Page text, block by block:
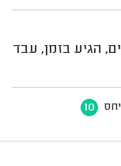
הגיע בזמן, עבד
יחס 10